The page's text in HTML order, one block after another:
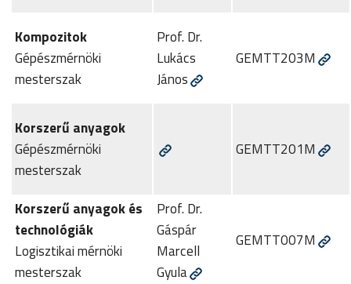
Kompozitok
Gépészmérnöki
mesterszak
Prof. Dr.
Lukács
János
GEMTT203M
Korszerű anyagok
Gépészmérnöki
mesterszak
GEMTT201M
Korszerű anyagok és
technológiák
Logisztikai mérnöki
mesterszak
Prof. Dr.
Gáspár
Marcell
Gyula
GEMTT007M